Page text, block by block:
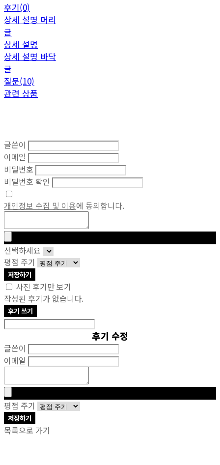
후기(0)
상세 설명 머리
글
상세 설명
상세 설명 바닥
글
질문(10)
관련 상품
글쓴이
이메일
비밀번호
비밀번호 확인
개인정보 수집 및 이용에 동의합니다.
선택하세요
평점 주기
저장하기
사진 후기만 보기
작성된 후기가 없습니다.
후기 쓰기
후기 수정
글쓴이
이메일
평점 주기
저장하기
목록으로 가기